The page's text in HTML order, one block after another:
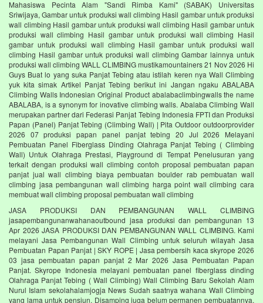
Mahasiswa Pecinta Alam "Sandi Rimba Kami" (SABAK) Universitas
Sriwijaya, Gambar untuk produksi wall climbing Hasil gambar untuk produksi
wall climbing Hasil gambar untuk produksi wall climbing Hasil gambar untuk
produksi wall climbing Hasil gambar untuk produksi wall climbing Hasil
gambar untuk produksi wall climbing Hasil gambar untuk produksi wall
climbing Hasil gambar untuk produksi wall climbing Gambar lainnya untuk
produksi wall climbing WALL CLIMBING mustikamountainers 21 Nov 2026 Hi
Guys Buat lo yang suka Panjat Tebing atau istilah keren nya Wall Climbing
yuk kita simak Artikel Panjat Tebing berikut ini Jangan ngaku ABALABA
Climbing Walls Indonesian Original Product abalabaclimbingwalls the name
ABALABA, is a synonym for inovative climbing walls. Abalaba Climbing Wall
merupakan partner dari Federasi Panjat Tebing Indonesia FPTI dan Produksi
Papan (Panel) Panjat Tebing (Climbing Wall) | Pita Outdoor outdoorprovider
2026 07 produksi papan panel panjat tebing 20 Jul 2026 Melayani
Pembuatan Panel Fiberglass Dinding Olahraga Panjat Tebing ( Climbing
Wall) Untuk Olahraga Prestasi, Playground di Tempat Penelusuran yang
terkait dengan produksi wall climbing contoh proposal pembuatan papan
panjat jual wall climbing biaya pembuatan boulder rab pembuatan wall
climbing jasa pembangunan wall climbing harga point wall climbing cara
membuat wall climbing proposal pembuatan wall climbing
JASA PRODUKSI DAN PEMBANGUNAN WALL CLIMBING
jasapembangunanwahanaoutbound jasa produksi dan pembangunan 13
Apr 2026 JASA PRODUKSI DAN PEMBANGUNAN WALL CLIMBING. Kami
melayani Jasa Pembangunan Wall Climbing untuk seluruh wilayah Jasa
Pembuatan Papan Panjat | SKY ROPE | Jasa pembersih kaca skyrope 2026
03 jasa pembuatan papan panjat 2 Mar 2026 Jasa Pembuatan Papan
Panjat. Skyrope Indonesia melayani pembuatan panel fiberglass dinding
Olahraga Panjat Tebing ( Wall Climbing) Wall Climbing Baru Sekolah Alam
Nurul Islam sekolahalamjogja News Sudah saatnya wahana Wall Climbing
yang lama untuk pensiun. Disamping juga belum permanen pembuatannya,